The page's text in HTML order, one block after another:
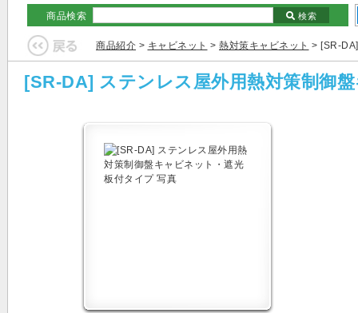
商品検索 検索
商品紹介 > キャビネット > 熱対策キャビネット > [SR-
[SR-DA] ステンレス屋外用熱対策制御